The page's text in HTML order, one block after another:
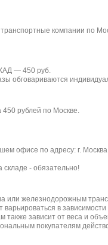
компании по
— 450 руб.
обговариваются
рублей по Москве.
офисе по адресу: г.
- обязательно!
или железнодорожным
в зависимости
также зависит от веса и
покупателям